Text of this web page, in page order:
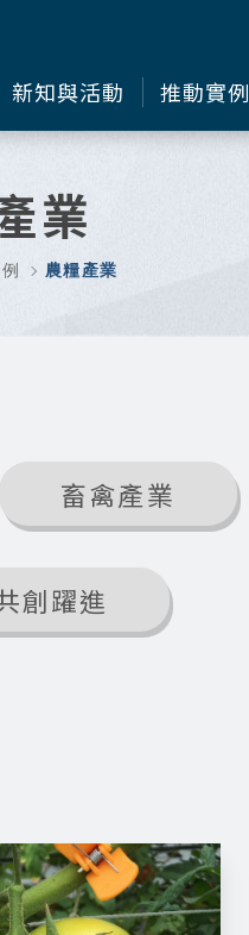
新知與活動 推動實例
業
農糧產業
畜禽產業
創躍進